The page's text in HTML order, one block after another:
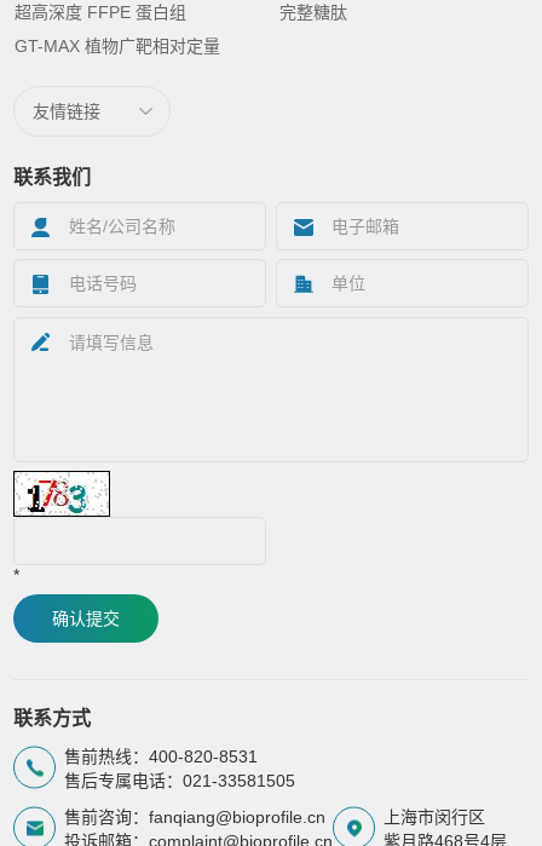
超高深度 FFPE 蛋白组
完整糖肽
GT-MAX 植物广靶相对定量
友情链接
联系我们
*
确认提交
联系方式
售前热线：400-820-8531
售后专属电话：021-33581505
售前咨询：fanqiang@bioprofile.cn
投诉邮箱：complaint@bioprofile.cn
上海市闵行区
紫月路468号4层